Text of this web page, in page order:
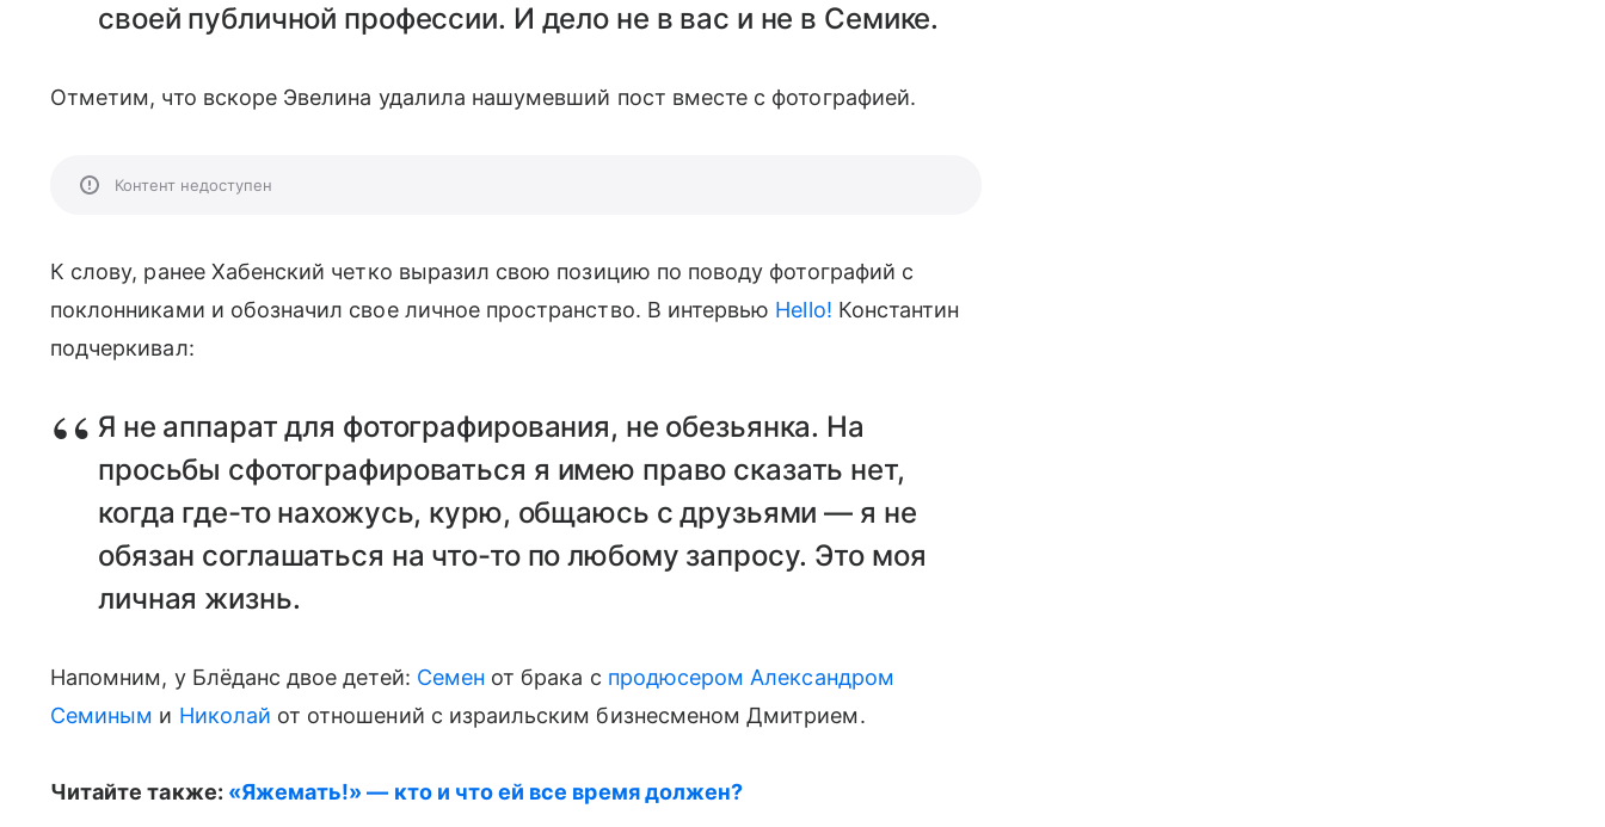
своей публичной профессии. И дело не в вас и не в Семике.
Отметим, что вскоре Эвелина удалила нашумевший пост вместе с фотографией.
Контент недоступен
К слову, ранее Хабенский четко выразил свою позицию по поводу фотографий с
поклонниками и обозначил свое личное пространство. В интервью Hello! Константин
подчеркивал:
Я не аппарат для фотографирования, не обезьянка. На
просьбы сфотографироваться я имею право сказать нет,
когда где-то нахожусь, курю, общаюсь с друзьями — я не
обязан соглашаться на что-то по любому запросу. Это моя
личная жизнь.
Напомним, у Блёданс двое детей: Семен от брака с продюсером Александром
Семиным и Николай от отношений с израильским бизнесменом Дмитрием.
Читайте также: «Яжемать!» — кто и что ей все время должен?